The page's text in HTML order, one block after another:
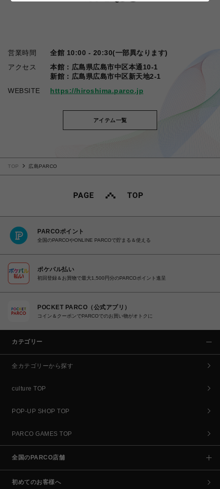
営業時間
全館 10:00 - 20:30(一部異なります)
アクセス
本館：広島県広島市中区本通10-1
新館：広島県広島市中区新天地2-1
WEBSITE
https://hiroshima.parco.jp
アイテム一覧
TOP 広島PARCO
PARCOポイント
全国のPARCOやONLINE PARCOで貯まる＆使える
ポケパル払い
初回登録＆お買物で最大1,500円分のPARCOポイント進呈
POCKET PARCO（公式アプリ）
コイン＆クーポンでPARCOでのお買い物がオトクに
カテゴリー
全カテゴリーから探す
culture TOP
POP-UP SHOP TOP
PARCO GAMES TOP
全国のPARCO店舗
初めてのお客様へ